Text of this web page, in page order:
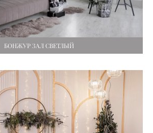
БОНЖУР ЗАЛ СВЕТЛЫЙ